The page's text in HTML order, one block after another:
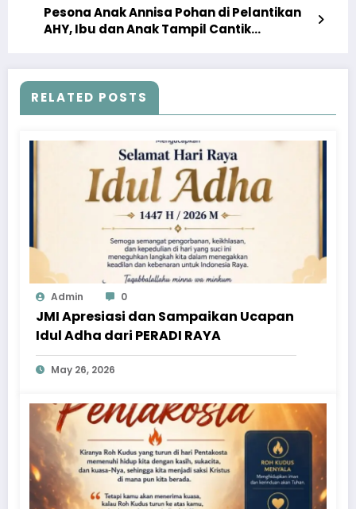
Pesona Anak Annisa Pohan di Pelantikan
AHY, Ibu dan Anak Tampil Cantik
RELATED POSTS
Admin 0
JMI Apresiasi dan Sampaikan Ucapan
Idul Adha dari PERADI RAYA
May 26, 2026